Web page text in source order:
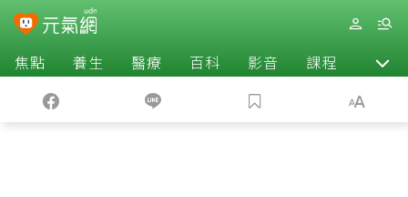
焦點 養生 醫療 百科 影音 課程 退休